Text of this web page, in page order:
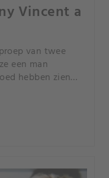
Vincent a
van twee
een man
hebben zien
Boulton.